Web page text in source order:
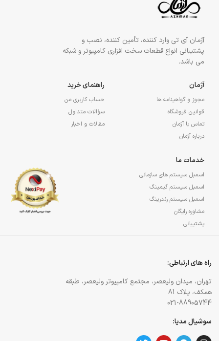
آژمان آی تی وارد کننده، تأمین کننده، نصب و
پشتیبانی انواع قطعات سخت افزاری کامپیوتر و شبکه
می باشد.
آژمان
مجوز و گواهینامه ها
قوانین فروشگاه
تماس با آژمان
درباره آژمان
راهنمای خرید
حساب کاربری من
سؤالات متداول
مقالات و اخبار
خدمات ما
اسمبل سیستم های سازمانی
اسمبل سیستم گیمینگ
اسمبل سیستم رندرینگ
مشاوره رایگان
پشتیبانی
راه های ارتباطی:
تهران، میدان ولیعصر، مجتمع کامپیوتر ولیعصر، طبقه
همکف، پلاک 81
021-88905744
سوشیال مدیا: